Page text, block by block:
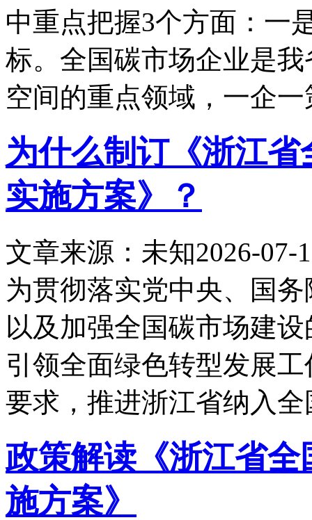
中重点把握3个方面：一
标。全国碳市场企业是
空间的重点领域，一企一
为什么制订《浙江
实施方案》？
文章来源：未知2026-07-
为贯彻落实党中央、国
以及加强全国碳市场建
引领全面绿色转型发展
要求，推进浙江省纳入全
政策解读《浙江省
施方案》